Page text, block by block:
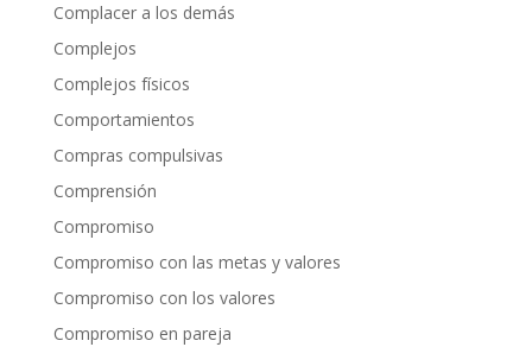
Complacer a los demás
Complejos
Complejos físicos
Comportamientos
Compras compulsivas
Comprensión
Compromiso
Compromiso con las metas y valores
Compromiso con los valores
Compromiso en pareja